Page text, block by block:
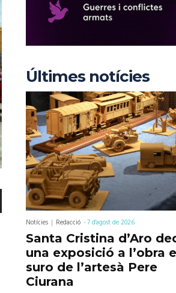
Últimes notícies
Notícies Redacció -7 d'agost de 2026
Santa Cristina d’Aro
una exposició a l’obra
suro de l’artesà Pere
Ciurana